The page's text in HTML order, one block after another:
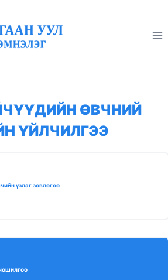
ӨВЧНИЙ
ҮЙЛЧИЛГЭЭ
үзлэг зөвлөгөө